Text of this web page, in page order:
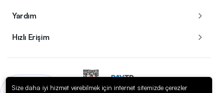
Yardım
Hızlı Erişim
Size daha iyi hizmet verebilmek için internet sitemizde çerezler